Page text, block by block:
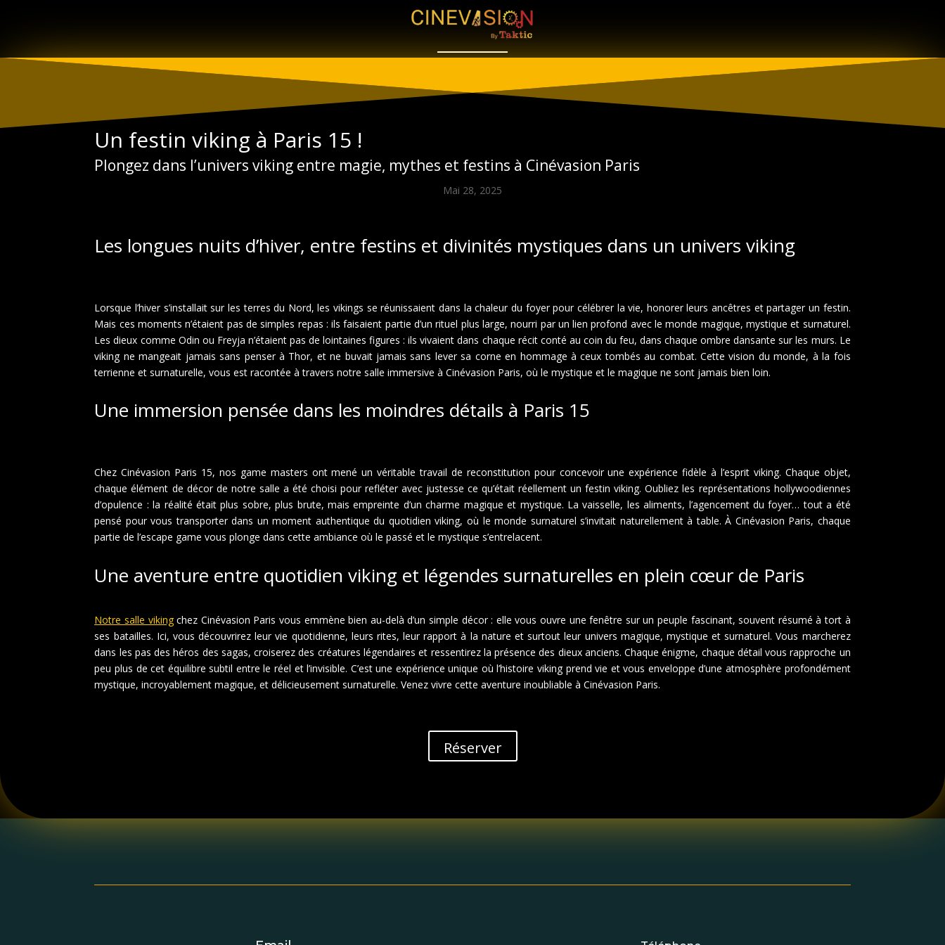
Un festin viking à Paris 15 !
Plongez dans l’univers viking entre magie, mythes et festins à Cinévasion Paris
Mai 28, 2025
Les longues nuits d’hiver, entre festins et divinités mystiques dans un univers viking
Lorsque l’hiver s’installait sur les terres du Nord, les vikings se réunissaient dans la chaleur du foyer pour célébrer la vie, honorer leurs ancêtres et partager un festin.
Mais ces moments n’étaient pas de simples repas : ils faisaient partie d’un rituel plus large, nourri par un lien profond avec le monde magique, mystique et surnaturel.
Les dieux comme Odin ou Freyja n’étaient pas de lointaines figures : ils vivaient dans chaque récit conté au coin du feu, dans chaque ombre dansante sur les murs. Le
viking ne mangeait jamais sans penser à Thor, et ne buvait jamais sans lever sa corne en hommage à ceux tombés au combat. Cette vision du monde, à la fois
terrienne et surnaturelle, vous est racontée à travers notre salle immersive à Cinévasion Paris, où le mystique et le magique ne sont jamais bien loin.
Une immersion pensée dans les moindres détails à Paris 15
Chez Cinévasion Paris 15, nos game masters ont mené un véritable travail de reconstitution pour concevoir une expérience fidèle à l’esprit viking. Chaque objet,
chaque élément de décor de notre salle a été choisi pour refléter avec justesse ce qu’était réellement un festin viking. Oubliez les représentations hollywoodiennes
d’opulence : la réalité était plus sobre, plus brute, mais empreinte d’un charme magique et mystique. La vaisselle, les aliments, l’agencement du foyer… tout a été
pensé pour vous transporter dans un moment authentique du quotidien viking, où le monde surnaturel s’invitait naturellement à table. À Cinévasion Paris, chaque
partie de l’escape game vous plonge dans cette ambiance où le passé et le mystique s’entrelacent.
Une aventure entre quotidien viking et légendes surnaturelles en plein cœur de Paris
Notre salle vikingchez Cinévasion Paris vous emmène bien au-delà d’un simple décor : elle vous ouvre une fenêtre sur un peuple fascinant, souvent résumé à tort à
ses batailles. Ici, vous découvrirez leur vie quotidienne, leurs rites, leur rapport à la nature et surtout leur univers magique, mystique et surnaturel. Vous marcherez
dans les pas des héros des sagas, croiserez des créatures légendaires et ressentirez la présence des dieux anciens. Chaque énigme, chaque détail vous rapproche un
peu plus de cet équilibre subtil entre le réel et l’invisible. C’est une expérience unique où l’histoire viking prend vie et vous enveloppe d’une atmosphère profondément
mystique, incroyablement magique, et délicieusement surnaturelle. Venez vivre cette aventure inoubliable à Cinévasion Paris.
Réserver